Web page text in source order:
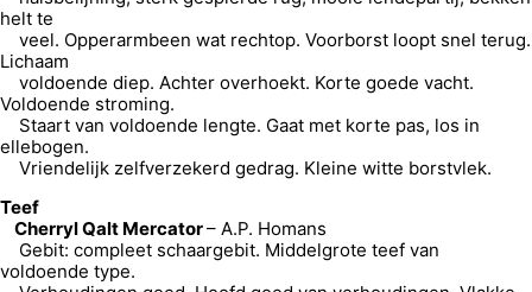
helt te
veel. Opperarmbeen wat rechtop. Voorborst loopt snel terug.
Lichaam
voldoende diep. Achter overhoekt. Korte goede vacht.
Voldoende stroming.
Staart van voldoende lengte. Gaat met korte pas, los in
ellebogen.
Vriendelijk zelfverzekerd gedrag. Kleine witte borstvlek.
Teef
Cherryl Qalt Mercator– A.P. Homans
Gebit: compleet schaargebit. Middelgrote teef van
voldoende type.